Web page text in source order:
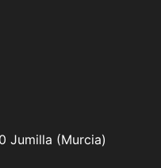
Jumilla (Murcia)